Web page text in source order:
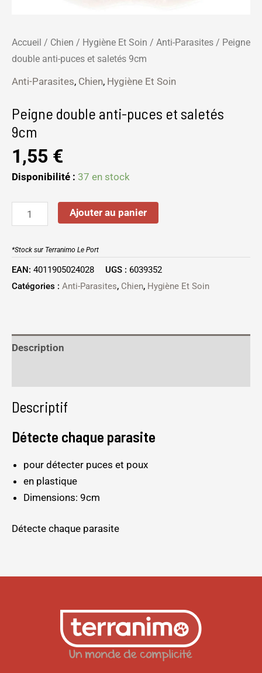
Accueil / Chien / Hygiène Et Soin / Anti-Parasites / Peigne
double anti-puces et saletés 9cm
Anti-Parasites, Chien, Hygiène Et Soin
Peigne double anti-puces et saletés
9cm
1,55 €
Disponibilité : 37 en stock
Ajouter au panier
*Stock sur Terranimo Le Port
EAN: 4011905024028 UGS : 6039352
Catégories : Anti-Parasites, Chien, Hygiène Et Soin
Description
Descriptif
Détecte chaque parasite
pour détecter puces et poux
en plastique
Dimensions: 9cm
Détecte chaque parasite